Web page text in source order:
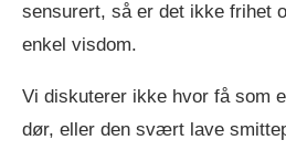
sensurert, så er det ikke frihet
enkel visdom.
Vi diskuterer ikke hvor få som
dør, eller den svært lave